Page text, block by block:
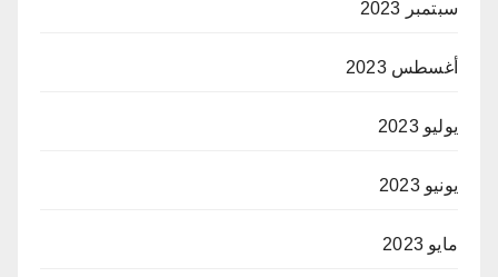
سبتمبر 2023
أغسطس 2023
يوليو 2023
يونيو 2023
مايو 2023